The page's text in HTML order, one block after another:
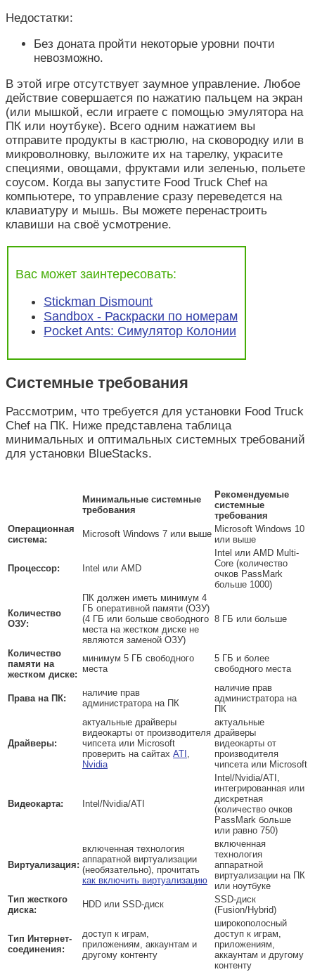
Недостатки:
Без доната пройти некоторые уровни почти
невозможно.
В этой игре отсутствует заумное управление. Любое
действие совершается по нажатию пальцем на экран
(или мышкой, если играете с помощью эмулятора на
ПК или ноутбуке). Всего одним нажатием вы
отправите продукты в кастрюлю, на сковородку или в
микроволновку, выложите их на тарелку, украсите
специями, овощами, фруктами или зеленью, польете
соусом. Когда вы запустите Food Truck Chef на
компьютере, то управление сразу переведется на
клавиатуру и мышь. Вы можете перенастроить
клавиши на своё усмотрение.
Вас может заинтересовать:
Stickman Dismount
Sandbox - Раскраски по номерам
Pocket Ants: Симулятор Колонии
Системные требования
Рассмотрим, что требуется для установки Food Truck
Chef на ПК. Ниже представлена таблица
минимальных и оптимальных системных требований
для установки BlueStacks.
Минимальные системные
требования
Рекомендуемые
системные
требования
Операционная
система:
Microsoft Windows 7 или выше Microsoft Windows 10
или выше
Процессор: Intel или AMD
Intel или AMD Multi-
Core (количество
очков PassMark
больше 1000)
Количество
ОЗУ:
ПК должен иметь минимум 4
ГБ оперативной памяти (ОЗУ)
(4 ГБ или больше свободного
места на жестком диске не
являются заменой ОЗУ)
8 ГБ или больше
Количество
памяти на
жестком диске:
минимум 5 ГБ свободного
места
5 ГБ и более
свободного места
Права на ПК:
наличие прав
администратора на ПК
наличие прав
администратора на
ПК
Драйверы:
актуальные драйверы
видеокарты от производителя
чипсета или Microsoft
проверить на сайтах ATI ,
Nvidia
актуальные
драйверы
видеокарты от
производителя
чипсета или Microsoft
Видеокарта: Intel/Nvidia/ATI
Intel/Nvidia/ATI,
интегрированная или
дискретная
(количество очков
PassMark больше
или равно 750)
Виртуализация:
включенная технология
аппаратной виртуализации
(необязательно), прочитать
как включить виртуализацию
включенная
технология
аппаратной
виртуализации на ПК
или ноутбуке
Тип жесткого
диска:
HDD или SSD-диск
SSD-диск
(Fusion/Hybrid)
Тип Интернет-
соединения:
доступ к играм,
приложениям, аккаунтам и
другому контенту
широкополосный
доступ к играм,
приложениям,
аккаунтам и другому
контенту